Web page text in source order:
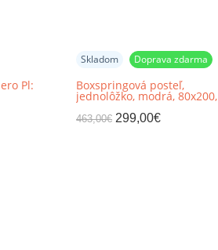
Pl:
Skladom Doprava zdarma
Boxspringová posteľ,
jednolôžko, modrá, 80x200,
ľavá, PAXTON
463,00€ 299,00€